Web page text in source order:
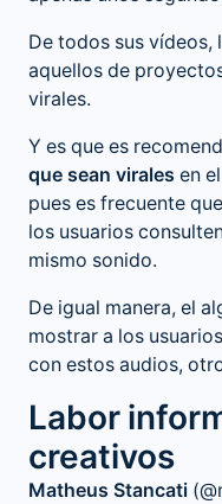
De todos sus vídeos,
aquellos de
virales.
Y es que es
que sean virales en
pues es frecuente
los usuarios
mismo sonido.
De igual manera, el
mostrar a los
con estos audios,
Labor
creativos
Matheus Stancati